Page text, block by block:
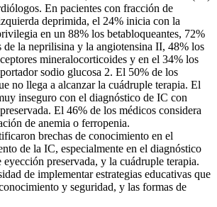
En pacientes con fracción de
deprimida, el 24% inicia con la
en un 88% los betabloqueantes, 72%
de la neprilisina y la angiotensina II, 48% los
mineralocorticoides y en el 34% los
sodio glucosa 2. El 50% de los
no llega a alcanzar la cuádruple terapia. El
inseguro con el diagnóstico de IC con
El 46% de los médicos considera
de anemia o ferropenia.
brechas de conocimiento en el
de la IC, especialmente en el diagnóstico
preservada, y la cuádruple terapia.
de implementar estrategias educativas que
y seguridad, y las formas de